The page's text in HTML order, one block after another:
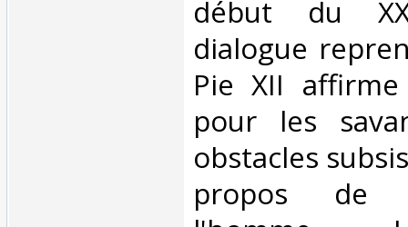
début du
dialogue
Pie XII
pour les
obstacles
propos de